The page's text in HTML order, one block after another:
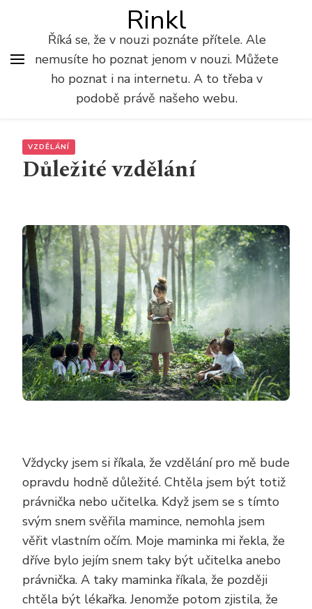
Rinkl
Říká se, že v nouzi poznáte přítele. Ale
nemusíte ho poznat jenom v nouzi. Můžete
ho poznat i na internetu. A to třeba v
podobě právě našeho webu.
VZDĚLÁNÍ
Důležité vzdělání
Vždycky jsem si říkala, že vzdělání pro mě bude
opravdu hodně důležité. Chtěla jsem být totiž
právnička nebo učitelka. Když jsem se s tímto
svým snem svěřila mamince, nemohla jsem
věřit vlastním očím. Moje maminka mi řekla, že
dříve bylo jejím snem taky být učitelka anebo
právnička. A taky maminka říkala, že později
chtěla být lékařka. Jenomže potom zjistila, že